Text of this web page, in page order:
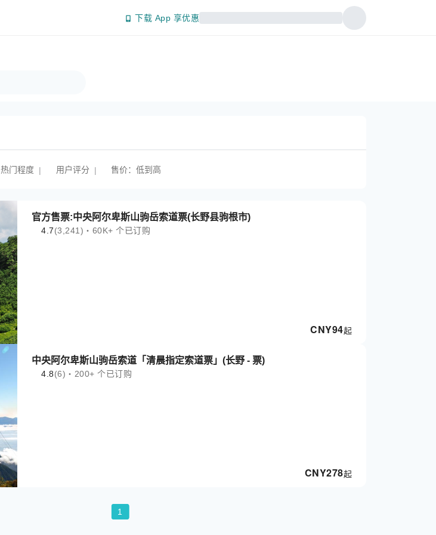
下载 App 享优惠
热门程度 | 用户评分 | 售价：低到高
官方售票:中央阿尔卑斯山驹岳索道票(长野县驹根市)
4.7(3,241)・60K+ 个已订购
CNY94起
中央阿尔卑斯山驹岳索道「清晨指定索道票」(长野 - 票)
4.8(6)・200+ 个已订购
CNY278起
1